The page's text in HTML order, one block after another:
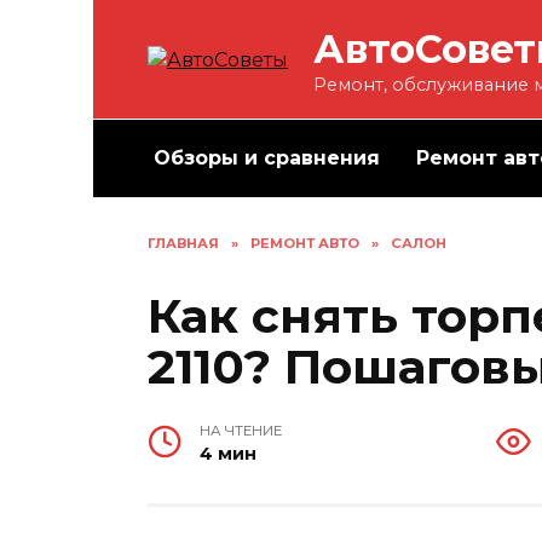
Ремонт, обслуживание
Обзоры и сравнения Ремонт
ГЛАВНАЯ » РЕМОНТ АВТО » САЛОН
Как снять
2110?
НА ЧТЕНИЕ
4 мин